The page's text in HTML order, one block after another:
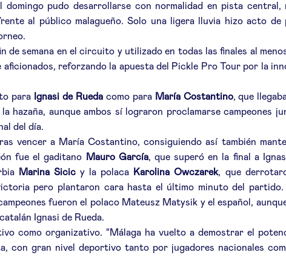
pudo desarrollarse con normalidad en pista
al público malagueño. Solo una ligera lluvia hizo acto de
de semana en el circuito y utilizado en todas las finales al
reforzando la apuesta del Pickle Pro Tour por la
para Ignasi de Ruedacomo para María Costantino, que
aunque ambos sí lograron proclamarse campeones
del día.
vencer a María Costantino, consiguiendo así también
fue el gaditano
Mauro García, que superó en la final a
Marina Sicic y la polaca Karolina Owczarek, que
pero plantaron cara hasta el último minuto del
fueron el polaco Mateusz Matysik y el español,
Ignasi de Rueda.
como organizativo. “Málaga ha vuelto a demostrar el
con gran nivel deportivo tanto por jugadores nacionales